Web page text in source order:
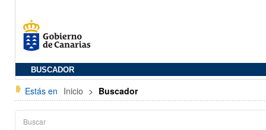
BUSCADOR
Estás en Inicio > Buscador